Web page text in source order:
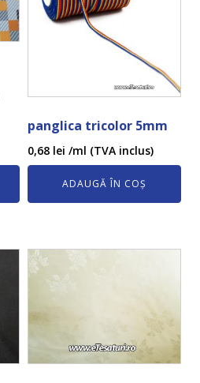
panglica tricolor 5mm
0,68 lei /ml (TVA inclus)
ADAUGĂ ÎN COȘ